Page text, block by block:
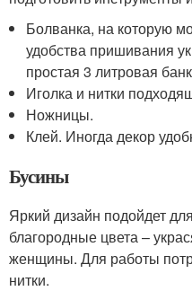
Болванка, на которую
удобства пришивания
простая 3 литровая
Иголка и нитки
Ножницы.
Клей. Иногда декор
Бусины
Яркий дизайн подойдет
благородные цвета –
женщины. Для работы
нитки.